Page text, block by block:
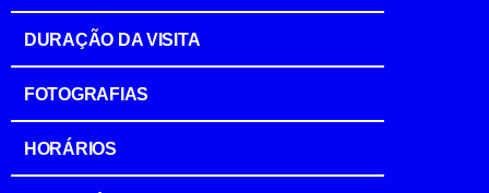
DURAÇÃO DA VISITA
FOTOGRAFIAS
HORÁRIOS